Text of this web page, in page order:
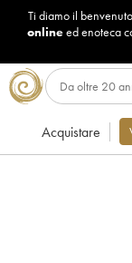
Ti diamo il
onlineed enoteca
Acquistare